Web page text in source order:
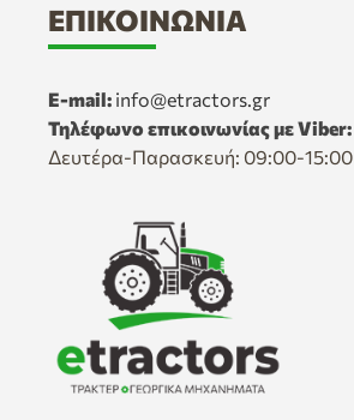
ΕΠΙΚΟΙΝΩΝΊΑ
E-mail: info@etractors.gr
Τηλέφωνο επικοινωνίας με Viber:
Δευτέρα-Παρασκευή: 09:00-15:00